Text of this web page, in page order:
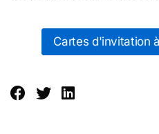
Cartes d'invitation